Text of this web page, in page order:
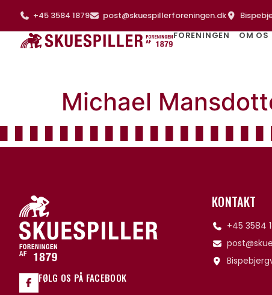
+45 3584 1879 post@skuespillerforeningen.dk
FORENINGEN
OM OS
Michael
FØLG OS PÅ FACEBOOK
KONTAKT
+45 3584